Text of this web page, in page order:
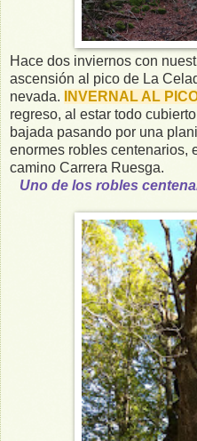
Hace dos inviernos con
ascensión al pico de La
nevada.
INVERNAL AL
regreso, al estar todo
bajada pasando por una
enormes robles centenarios,
camino Carrera Ruesga.
Uno de los robles